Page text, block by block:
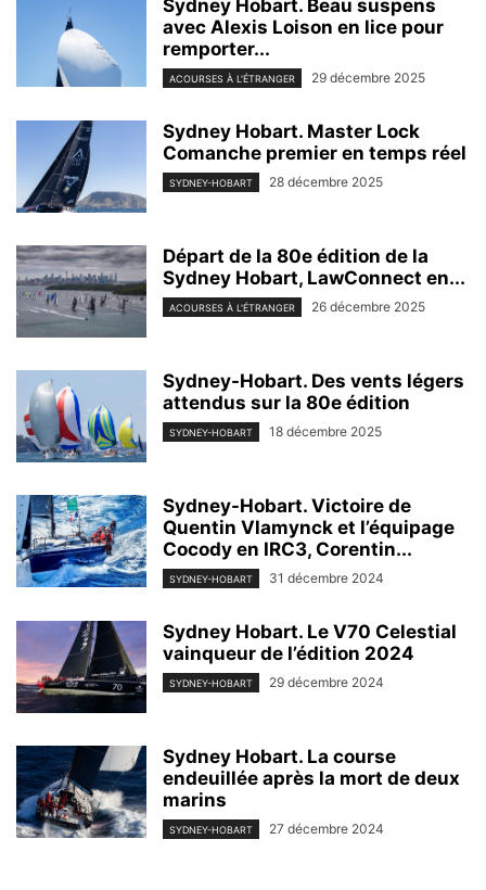
Sydney Hobart. Beau suspens
avec Alexis Loison en lice pour
remporter...
ACOURSES À L'ÉTRANGER 29 décembre 2025
Sydney Hobart. Master Lock
Comanche premier en temps réel
SYDNEY-HOBART 28 décembre 2025
Départ de la 80e édition de la
Sydney Hobart, LawConnect en...
ACOURSES À L'ÉTRANGER 26 décembre 2025
Sydney-Hobart. Des vents légers
attendus sur la 80e édition
SYDNEY-HOBART 18 décembre 2025
Sydney-Hobart. Victoire de
Quentin Vlamynck et l’équipage
Cocody en IRC3, Corentin...
SYDNEY-HOBART 31 décembre 2024
Sydney Hobart. Le V70 Celestial
vainqueur de l’édition 2024
SYDNEY-HOBART 29 décembre 2024
Sydney Hobart. La course
endeuillée après la mort de deux
marins
SYDNEY-HOBART 27 décembre 2024